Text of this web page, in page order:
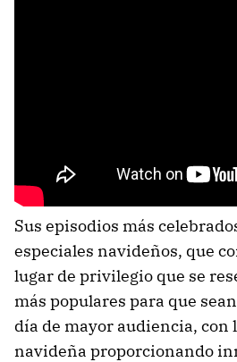
Sus episodios más
especiales navideños, que
lugar de privilegio que se
más populares para que
día de mayor audiencia, con
navideña proporcionando